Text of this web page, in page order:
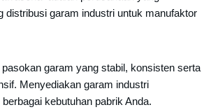
distribusi garam industri untuk manufaktor
garam yang stabil, konsisten serta
Menyediakan garam industri
kebutuhan pabrik Anda.